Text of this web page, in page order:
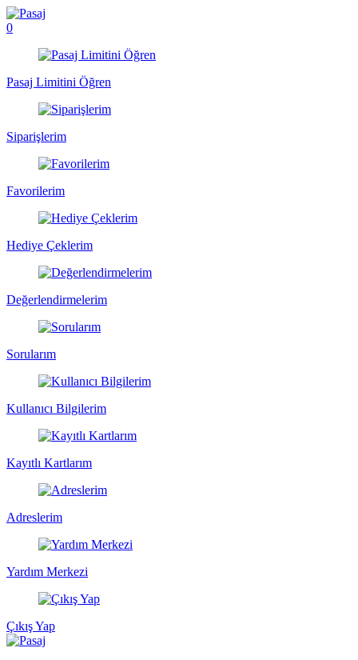
0
Pasaj Limitini Öğren
Siparişlerim
Favorilerim
Hediye Çeklerim
Değerlendirmelerim
Sorularım
Kullanıcı Bilgilerim
Kayıtlı Kartlarım
Adreslerim
Yardım Merkezi
Çıkış Yap